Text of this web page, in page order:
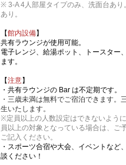
※ 3-A 4人部屋タイプのみ、洗面台あ
あり。
【館内設備】
共有ラウンジが使用可能。
電子レンジ、給湯ポット、トースター
ます。
【注意】
・共有ラウンジの Bar は不定期です。
・三歳未満は無料でご宿泊できます。
生いたします。
※定員以上の人数設定はできないよう
員以上の対象となっている場合は、ご
ご記入ください。
・スポーツ合宿や大会、イベントなど
談ください！